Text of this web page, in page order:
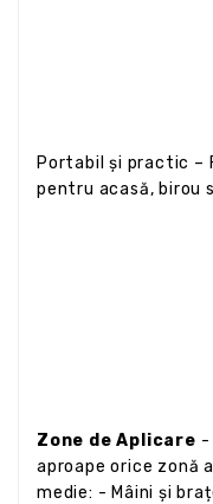
Portabil și practic –
pentru acasă, birou
Zone de Aplicare -
aproape orice zonă
medie: - Mâini și